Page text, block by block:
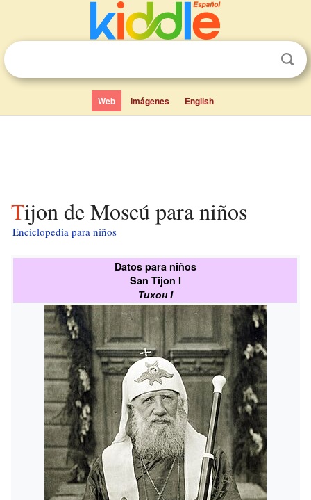
Web Imágenes English
Tijon de Moscú para niños
Enciclopedia para niños
Datos para niños
San Tijon I
Тихон I